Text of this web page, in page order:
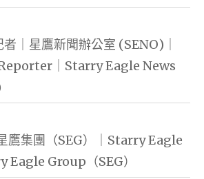
｜星鷹新聞辦公室 (SENO)｜
｜Starry Eagle News
鷹集團（SEG）｜Starry Eagle
Group（SEG）